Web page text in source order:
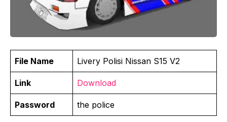
File Name Livery Polisi Nissan S15 V2
Link Download
Password the police